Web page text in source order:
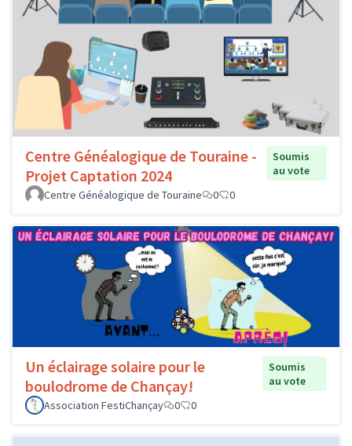
Centre Généalogique de Touraine -
Projet Captation 2024
Soumis
au vote
Centre Généalogique de Touraine
0 0
Un éclairage solaire pour le
boulodrome de Chançay!
Soumis
au vote
Association FestiChançay
0 0